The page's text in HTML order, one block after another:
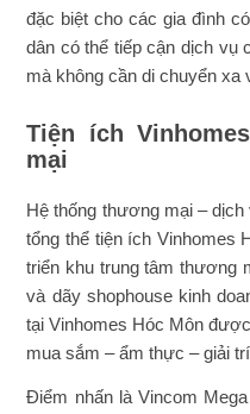
đặc biệt cho các gia đình
dân có thể tiếp cận dịch vụ
mà không cần di chuyển xa
Tiện ích
mại
Hệ thống thương mại – dịch
tổng thể tiện ích Vinhomes
triển khu trung tâm thương
và dãy shophouse kinh
tại Vinhomes Hóc Môn
mua sắm – ẩm thực – giải
Điểm nhấn là Vincom